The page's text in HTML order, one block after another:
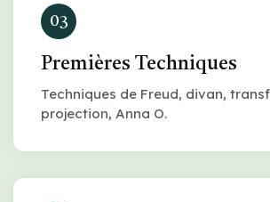
03
Premières Techniques
Techniques de Freud, divan,
projection, Anna O.